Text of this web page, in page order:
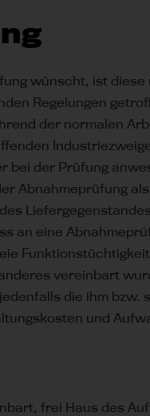
wünscht, ist
Regelungen
der normalen
bei der Prüfung
Abnahmeprüfung
an eine
vereinbart
die ihm
und
frei Haus des